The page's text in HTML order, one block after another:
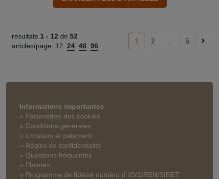
résultats 1 - 12 de 52
articles/page: 12 24 48 96
1 2 5
Informations importantes
» Paramètres des cookies
» Conditions générales
» Livraison et paiement
» Règles de confidentialité
» Questions fréquentes
» Plaintes
» Programme de fidélité numéro d´ID/SIREN/SIRET